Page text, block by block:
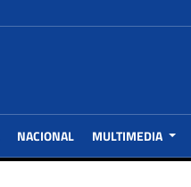
NACIONAL MULTIMEDIA